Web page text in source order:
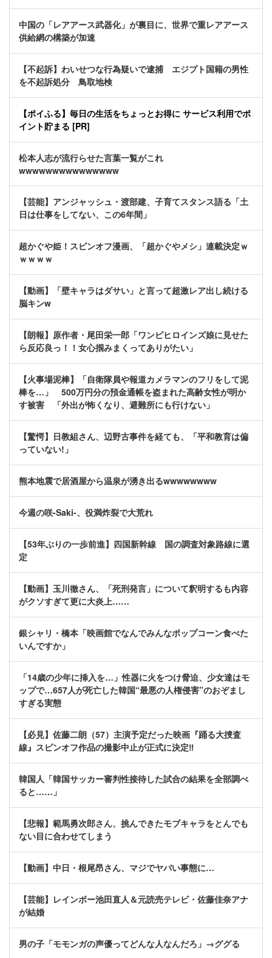
中国の「レアアース武器化」が裏目に、世界で重レアアース
供給網の構築が加速
【不起訴】わいせつな行為疑いで逮捕 エジプト国籍の男性
を不起訴処分 鳥取地検
【ポイふる】毎日の生活をちょっとお得に サービス利用でポ
イント貯まる [PR]
松本人志が流行らせた言葉一覧がこれ
wwwwwwwwwwwwwww
【芸能】アンジャッシュ・渡部建、子育てスタンス語る「土
日は仕事をしてない、この6年間」
超かぐや姫！スピンオフ漫画、「超かぐやメシ」連載決定ｗ
ｗｗｗｗ
【動画】「壁キャラはダサい」と言って超激レア出し続ける
脳キンw
【朗報】原作者・尾田栄一郎「ワンピヒロインズ娘に見せた
ら反応良っ！！女心掴みまくってありがたい」
【火事場泥棒】「自衛隊員や報道カメラマンのフリをして泥
棒を…」 500万円分の預金通帳を盗まれた高齢女性が明か
す被害 「外出が怖くなり、避難所にも行けない」
【驚愕】日教組さん、辺野古事件を経ても、「平和教育は偏
っていない!」
熊本地震で居酒屋から温泉が湧き出るwwwwwwww
今週の咲-Saki-、役満炸裂で大荒れ
【53年ぶりの一歩前進】四国新幹線 国の調査対象路線に選
定
【動画】玉川徹さん、「死刑発言」について釈明するも内容
がクソすぎて更に大炎上……
銀シャリ・橋本「映画館でなんでみんなポップコーン食べた
いんですか」
「14歳の少年に挿入を…」性器に火をつけ脅迫、少女達はモ
ップで…657人が死亡した韓国“最悪の人権侵害”のおぞまし
すぎる実態
【必見】佐藤二朗（57）主演予定だった映画『踊る大捜査
線』スピンオフ作品の撮影中止が正式に決定‼
韓国人「韓国サッカー審判性接待した試合の結果を全部調べ
ると……」
【悲報】範馬勇次郎さん、挑んできたモブキャラをとんでも
ない目に合わせてしまう
【動画】中日・根尾昂さん、マジでヤバい事態に…
【芸能】レインボー池田直人＆元読売テレビ・佐藤佳奈アナ
が結婚
男の子「モモンガの声優ってどんな人なんだろ」→ググる